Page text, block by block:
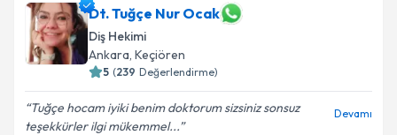
Dt. Tuğçe Nur Ocak
Diş Hekimi
Ankara, Keçiören
5 (239 Değerlendirme)
Tuğçe hocam iyiki benim doktorum sizsiniz sonsuz
teşekkürler ilgi mükemmel...
Devamı